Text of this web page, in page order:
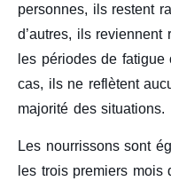
personnes, ils restent
d’autres, ils reviennent
les périodes de
cas, ils ne reflètent
majorité des situations.
Les nourrissons sont
les trois premiers